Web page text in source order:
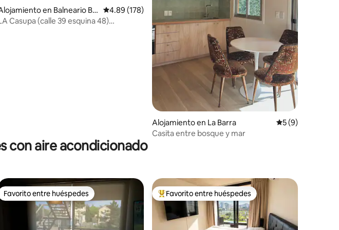
4.86 de 5, 104 reseñas
en Balneario Bu
Aires
Calificación promedio: 4.89 de 5, 178 reseñas
4.89 (178)
Casupa (calle 39 esquina 48)
Alojamiento en La Barra Calificación
5 (9)
Casita entre bosque y mar
con aire acondicionado
Favorito entre huéspedes
Favorito entre huéspedes Favorito entre huéspedes preferido
Favorito entre huéspedes